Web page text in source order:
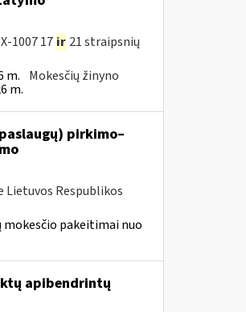
1007 17 ir 21 straipsnių
m. Mokesčių žinyno
m.
pirkimo–
Lietuvos Respublikos
pakeitimai nuo
apibendrintų